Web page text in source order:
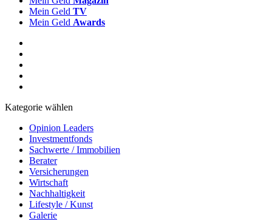
Mein Geld TV
Mein Geld Awards
Kategorie wählen
Opinion Leaders
Investmentfonds
Sachwerte / Immobilien
Berater
Versicherungen
Wirtschaft
Nachhaltigkeit
Lifestyle / Kunst
Galerie